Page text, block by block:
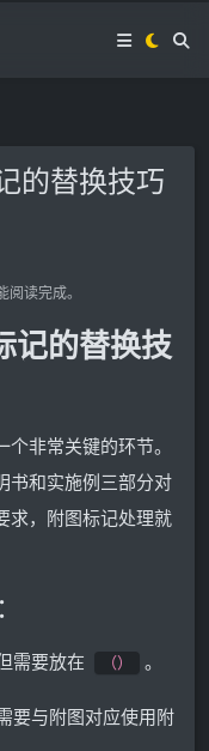
的替换技巧
读完成。
记的替换技
非常关键的环节。
书和实施例三部分对
求，附图标记处理就
需要放在 （）
。
要与附图对应使用附